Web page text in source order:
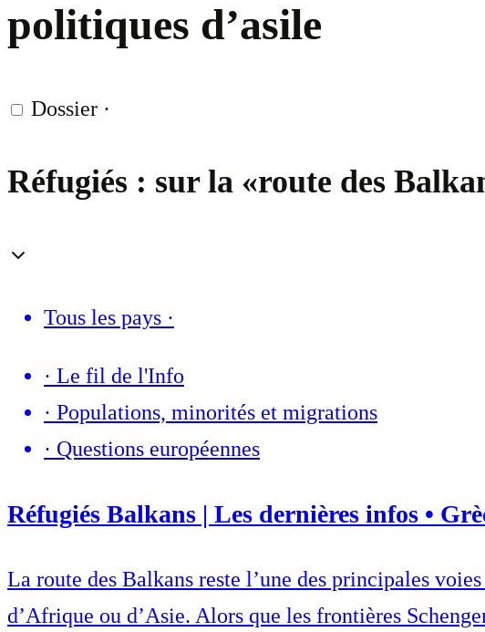
politiques d’asile
Dossier ·
Réfugiés : sur la «route des
Tous les pays ·
· Le fil de l'Info
· Populations, minorités et migrations
· Questions européennes
Réfugiés Balkans | Les dernières infos •
La route des Balkans reste l’une des principales
d’Afrique ou d’Asie. Alors que les frontières